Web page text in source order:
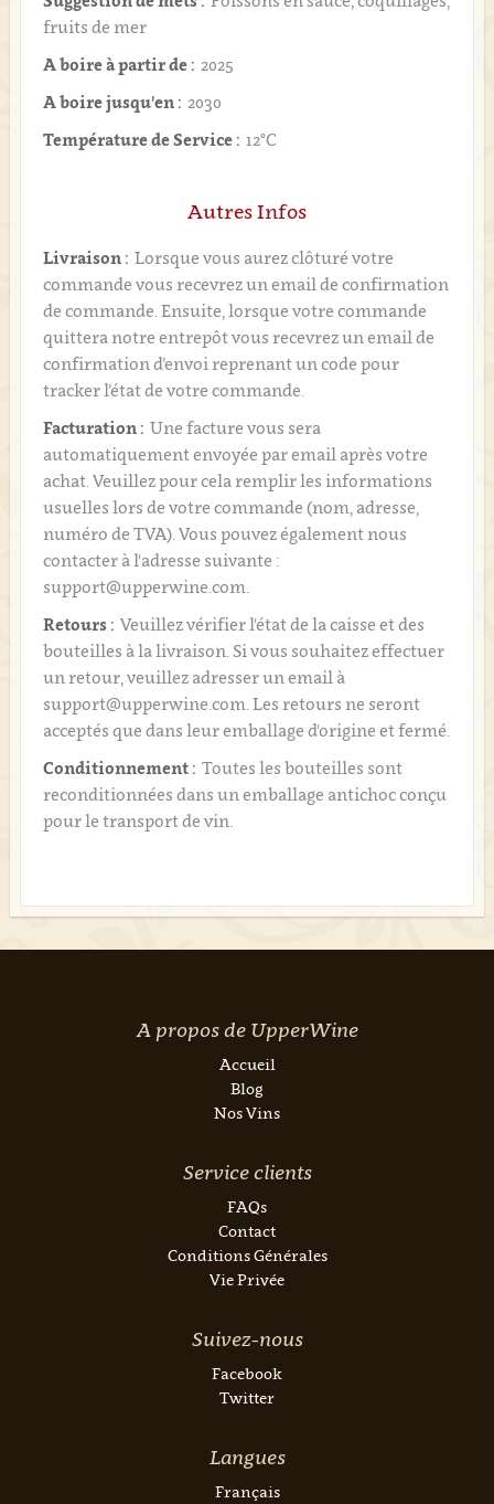
fruits de mer
A boire à partir de : 2025
A boire jusqu'en : 2030
Température de Service : 12°C
Autres Infos
Livraison : Lorsque vous aurez clôturé votre
commande vous recevrez un email de confirmation
de commande. Ensuite, lorsque votre commande
quittera notre entrepôt vous recevrez un email de
confirmation d’envoi reprenant un code pour
tracker l’état de votre commande.
Facturation : Une facture vous sera
automatiquement envoyée par email après votre
achat. Veuillez pour cela remplir les informations
usuelles lors de votre commande (nom, adresse,
numéro de TVA). Vous pouvez également nous
contacter à l'adresse suivante :
support@upperwine.com.
Retours : Veuillez vérifier l'état de la caisse et des
bouteilles à la livraison. Si vous souhaitez effectuer
un retour, veuillez adresser un email à
support@upperwine.com. Les retours ne seront
acceptés que dans leur emballage d'origine et fermé.
Conditionnement : Toutes les bouteilles sont
reconditionnées dans un emballage antichoc conçu
pour le transport de vin.
A propos de UpperWine
Accueil
Blog
Nos Vins
Service clients
FAQs
Contact
Conditions Générales
Vie Privée
Suivez-nous
Facebook
Twitter
Langues
Français